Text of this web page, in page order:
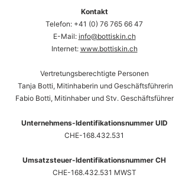
Kontakt
Telefon: +41 (0) 76 765 66 47
E-Mail: info@bottiskin.ch
Internet: www.bottiskin.ch
Vertretungsberechtigte Personen
Tanja Botti, Mitinhaberin und Geschäftsführerin
Fabio Botti, Mitinhaber und Stv. Geschäftsführer
Unternehmens-Identifikationsnummer UID
CHE-168.432.531
Umsatzsteuer-Identifikationsnummer CH
CHE-168.432.531 MWST